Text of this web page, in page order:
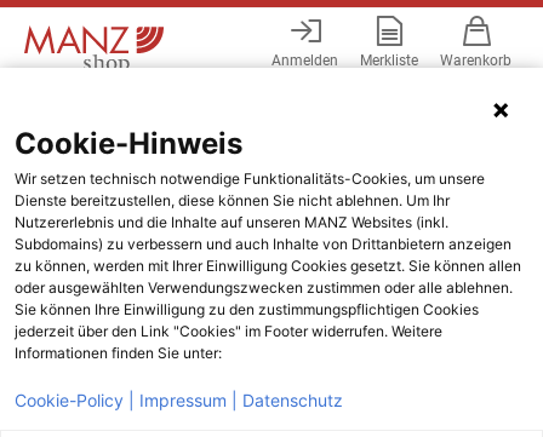
Anmelden Merkliste Warenkorb
Cookie-Hinweis
Wir setzen technisch notwendige Funktionalitäts-Cookies, um unsere
Dienste bereitzustellen, diese können Sie nicht ablehnen. Um Ihr
Nutzererlebnis und die Inhalte auf unseren MANZ Websites (inkl.
Subdomains) zu verbessern und auch Inhalte von Drittanbietern anzeigen
zu können, werden mit Ihrer Einwilligung Cookies gesetzt. Sie können allen
oder ausgewählten Verwendungszwecken zustimmen oder alle ablehnen.
Sie können Ihre Einwilligung zu den zustimmungspflichtigen Cookies
jederzeit über den Link "Cookies" im Footer widerrufen. Weitere
Informationen finden Sie unter:
Cookie-Policy | Impressum | Datenschutz